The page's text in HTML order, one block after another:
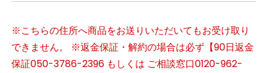
※こちらの住所へ商品をお送りいただいてもお受け取り
できません。 ※返金保証・解約の場合は必ず【90日返金
保証050-3786-2396 もしくは ご相談窓口0120-962-